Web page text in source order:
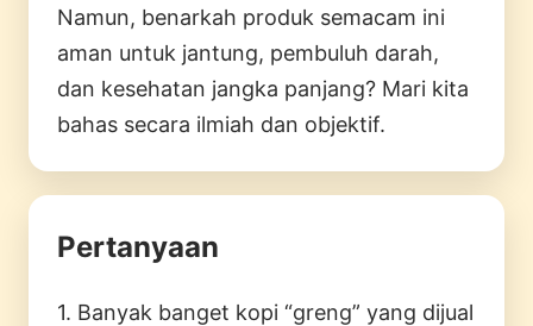
Namun, benarkah produk semacam ini
aman untuk jantung, pembuluh darah,
dan kesehatan jangka panjang? Mari kita
bahas secara ilmiah dan objektif.
Pertanyaan
1. Banyak banget kopi “greng” yang dijual